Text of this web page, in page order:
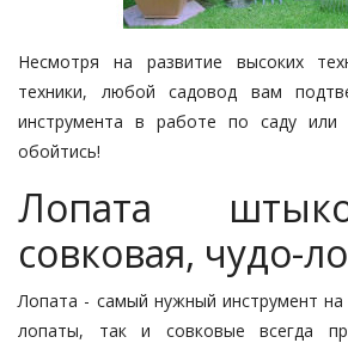
Несмотря на развитие высоких
техники, любой садовод вам
инструмента в работе по саду или
обойтись!
Лопата
совковая, чудо-
Лопата - самый нужный инструмент
лопаты, так и совковые всегда